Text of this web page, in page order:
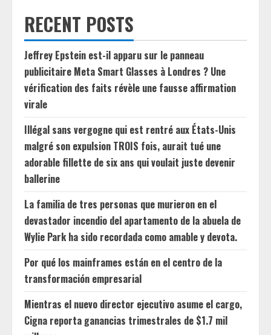
RECENT POSTS
Jeffrey Epstein est-il apparu sur le panneau
publicitaire Meta Smart Glasses à Londres ? Une
vérification des faits révèle une fausse affirmation
virale
Illégal sans vergogne qui est rentré aux États-Unis
malgré son expulsion TROIS fois, aurait tué une
adorable fillette de six ans qui voulait juste devenir
ballerine
La familia de tres personas que murieron en el
devastador incendio del apartamento de la abuela de
Wylie Park ha sido recordada como amable y devota.
Por qué los mainframes están en el centro de la
transformación empresarial
Mientras el nuevo director ejecutivo asume el cargo,
Cigna reporta ganancias trimestrales de $1.7 mil